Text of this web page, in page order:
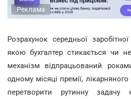
Реклама
Розрахунок середньої
якою бухгалтер стикається чи
механізм відпрацьований
одному місяці премії,
перетворити рутинну задачу